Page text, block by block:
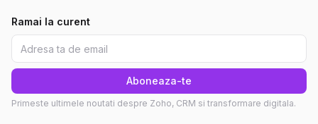
Ramai la curent
Aboneaza-te
Primeste ultimele noutati despre Zoho, CRM si transformare digitala.